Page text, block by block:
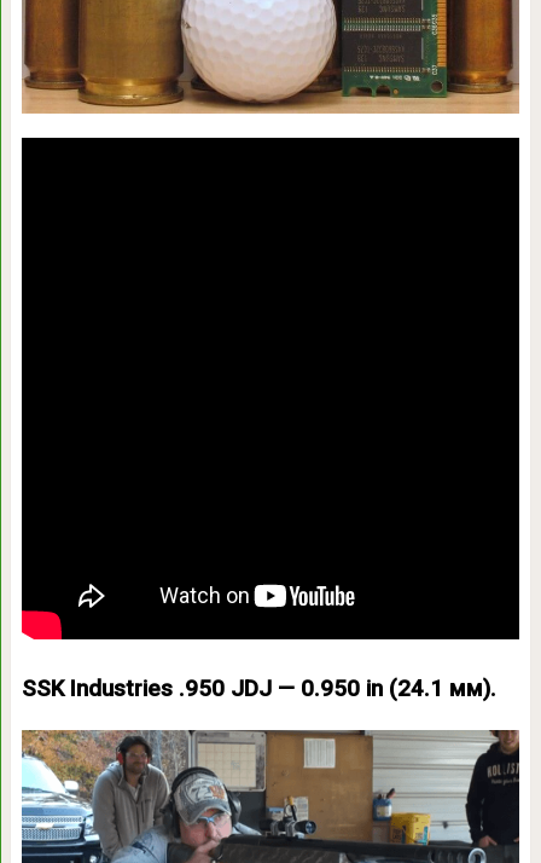
SSK Industries .950 JDJ — 0.950 in (24.1 мм).